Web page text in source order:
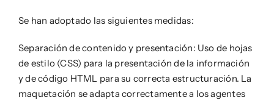
Se han adoptado las siguientes medidas:
Separación de contenido y presentación: Uso de hojas
de estilo (CSS) para la presentación de la información
y de código HTML para su correcta estructuración. La
maquetación se adapta correctamente a los agentes